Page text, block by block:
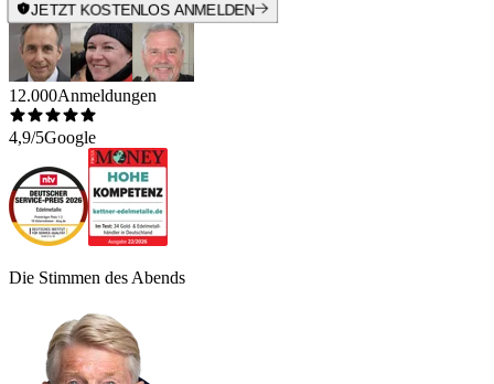
JETZT KOSTENLOS ANMELDEN
12.000Anmeldungen
4,9/5Google
Die Stimmen des Abends